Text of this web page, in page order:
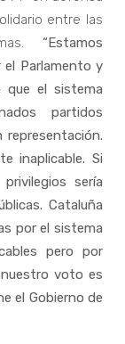
entre las
“Estamos
Parlamento y
que el sistema
partidos
inaplicable. Si
sería
Cataluña
por el sistema
pero por
voto es
el Gobierno de